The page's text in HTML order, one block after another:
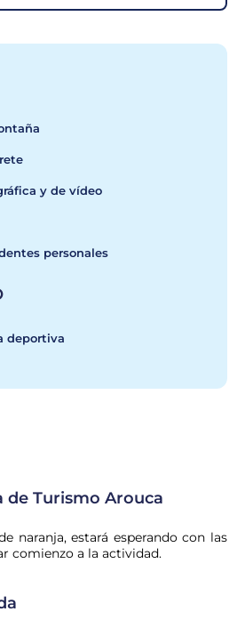
y de vídeo
personales
deportiva
de Turismo Arouca
naranja, estará esperando con las
comienzo a la actividad.